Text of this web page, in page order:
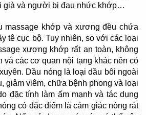
già và người bị đau nhức khớp…
massage khớp và xương đều chứa
tê cục bộ. Tuy nhiên, so với các loại
xương khớp rất an toàn, không
và các cơ quan nội tạng khác nên có
Dầu nóng là loại dầu bôi ngoài
giảm viêm, chữa bệnh phong và loại
đặc tính làm ấm mạnh và tác dụng
có đặc điểm là cảm giác nóng rát